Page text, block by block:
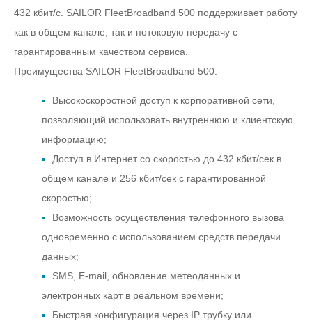
432 кбит/с. SAILOR FleetBroadband 500 поддерживает работу
как в общем канале, так и потоковую передачу с
гарантированным качеством сервиса.
Преимущества SAILOR FleetBroadband 500:
Высокоскоростной доступ к корпоративной сети,
позволяющий использовать внутреннюю и клиентскую
информацию;
Доступ в Интернет со скоростью до 432 кбит/сек в
общем канале и 256 кбит/сек с гарантированной
скоростью;
Возможность осуществления телефонного вызова
одновременно с использованием средств передачи
данных;
SMS, E-mail, обновление метеоданных и
электронных карт в реальном времени;
Быстрая конфигурация через IP трубку или